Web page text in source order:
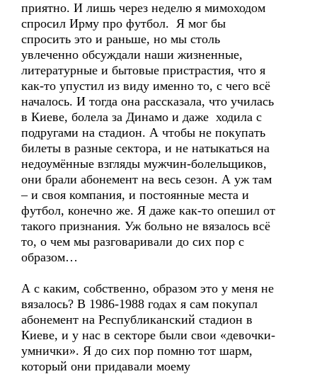
приятно. И лишь через неделю я мимоходом
спросил Ирму про футбол. Я мог бы
спросить это и раньше, но мы столь
увлеченно обсуждали наши жизненные,
литературные и бытовые пристрастия, что я
как-то упустил из виду именно то, с чего всё
началось. И тогда она рассказала, что училась
в Киеве, болела за Динамо и даже ходила с
подругами на стадион. А чтобы не покупать
билеты в разные сектора, и не натыкаться на
недоумённые взгляды мужчин-болельщиков,
они брали абонемент на весь сезон. А уж там
– и своя компания, и постоянные места и
футбол, конечно же. Я даже как-то опешил от
такого признания. Уж больно не вязалось всё
то, о чем мы разговаривали до сих пор с
образом…
А с каким, собственно, образом это у меня не
вязалось? В 1986-1988 годах я сам покупал
абонемент на Республиканский стадион в
Киеве, и у нас в секторе были свои «девочки-
умнички». Я до сих пор помню тот шарм,
который они придавали моему